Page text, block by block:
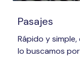
Pasajes
Rápido y
lo buscamos